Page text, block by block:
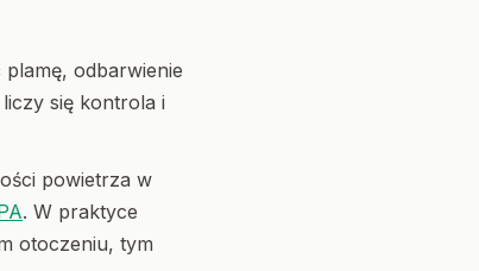
odbarwienie
się kontrola i
powietrza w
. W praktyce
otoczeniu, tym